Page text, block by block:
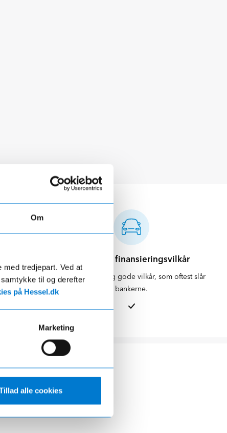
Om
tredjepart. Ved at
til og derefter
på Hessel.dk
Marketing
alle cookies
og
Attraktive finansieringsvilkår
Vi kan tilbyde dig gode vilkår, som oftest slår
bankerne.